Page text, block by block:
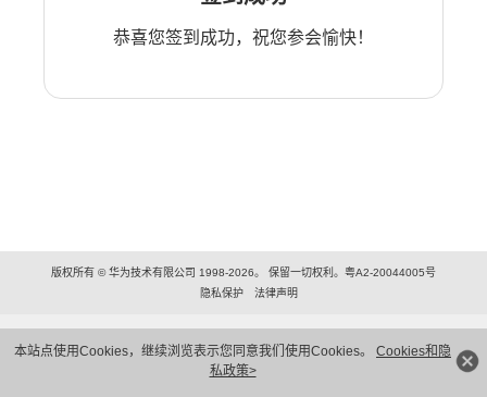
本站点使用Cookies，继续浏览表示您同意我们使用Cookies。 Cookies和隐
私政策>
恭喜您签到成功，祝您参会愉快！
版权所有 © 华为技术有限公司 1998-2026。 保留一切权利。粤A2-20044005号
隐私保护
法律声明